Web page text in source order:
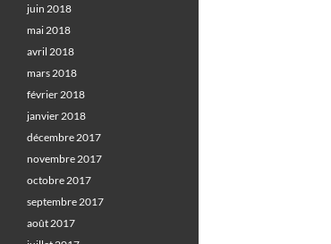
juin 2018
mai 2018
avril 2018
mars 2018
février 2018
janvier 2018
décembre 2017
novembre 2017
octobre 2017
septembre 2017
août 2017